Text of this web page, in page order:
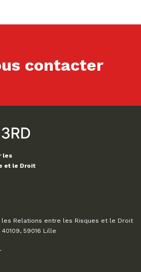
contacter
les
et le Droit
les Relations entre les Risques et le Droit
59016 Lille